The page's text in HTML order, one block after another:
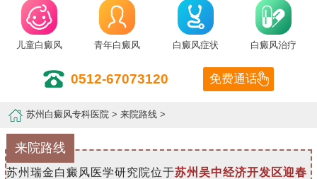
儿童白癜风 青年白癜风 白癜风症状 白癜风治疗
0512-67073120 免费通话
苏州白癜风专科医院 >来院路线 >
来院路线
苏州瑞金白癜风医学研究院位于苏州吴中经济开发区迎春